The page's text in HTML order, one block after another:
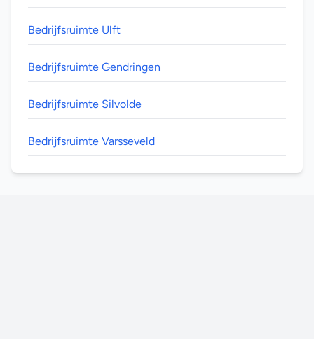
Bedrijfsruimte Ulft
Bedrijfsruimte Gendringen
Bedrijfsruimte Silvolde
Bedrijfsruimte Varsseveld